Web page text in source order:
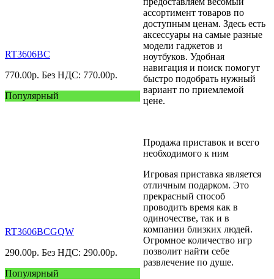
RT3606BC
770.00р. Без НДС: 770.00р.
Популярный
RT3606BCGQW
290.00р. Без НДС: 290.00р.
Популярный
ассортимент товаров по
доступным ценам. Здесь есть
аксессуары на самые разные
модели гаджетов и
ноутбуков. Удобная
навигация и поиск помогут
быстро подобрать нужный
вариант по приемлемой
цене.
Продажа приставок и всего
необходимого к ним
Игровая приставка является
отличным подарком. Это
прекрасный способ
проводить время как в
одиночестве, так и в
компании близких людей.
Огромное количество игр
позволит найти себе
развлечение по душе.